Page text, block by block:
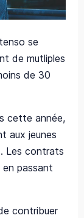
se
de mutliples
de 30
cette année,
aux jeunes
Les contrats
passant
contribuer